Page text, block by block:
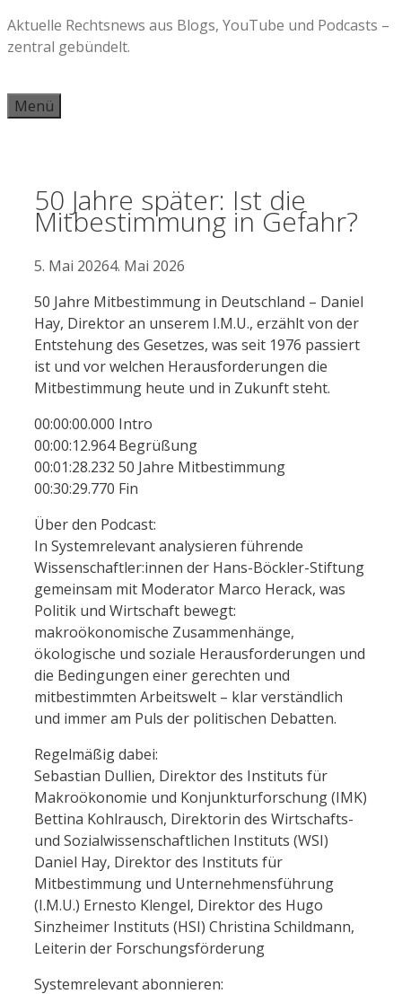
Zum
Inhalt
Aktuelle Rechtsnews aus Blogs, YouTube und Podcasts –
zentral gebündelt.
Menü
50 Jahre später: Ist die
Mitbestimmung in Gefahr?
5. Mai 20264. Mai 2026
50 Jahre Mitbestimmung in Deutschland – Daniel
Hay, Direktor an unserem I.M.U., erzählt von der
Entstehung des Gesetzes, was seit 1976 passiert
ist und vor welchen Herausforderungen die
Mitbestimmung heute und in Zukunft steht.
00:00:00.000 Intro
00:00:12.964 Begrüßung
00:01:28.232 50 Jahre Mitbestimmung
00:30:29.770 Fin
Über den Podcast:
In Systemrelevant analysieren führende
Wissenschaftler:innen der Hans-Böckler-Stiftung
gemeinsam mit Moderator Marco Herack, was
Politik und Wirtschaft bewegt:
makroökonomische Zusammenhänge,
ökologische und soziale Herausforderungen und
die Bedingungen einer gerechten und
mitbestimmten Arbeitswelt – klar verständlich
und immer am Puls der politischen Debatten.
Regelmäßig dabei:
Sebastian Dullien, Direktor des Instituts für
Makroökonomie und Konjunkturforschung (IMK)
Bettina Kohlrausch, Direktorin des Wirtschafts-
und Sozialwissenschaftlichen Instituts (WSI)
Daniel Hay, Direktor des Instituts für
Mitbestimmung und Unternehmensführung
(I.M.U.) Ernesto Klengel, Direktor des Hugo
Sinzheimer Instituts (HSI) Christina Schildmann,
Leiterin der Forschungsförderung
Systemrelevant abonnieren: